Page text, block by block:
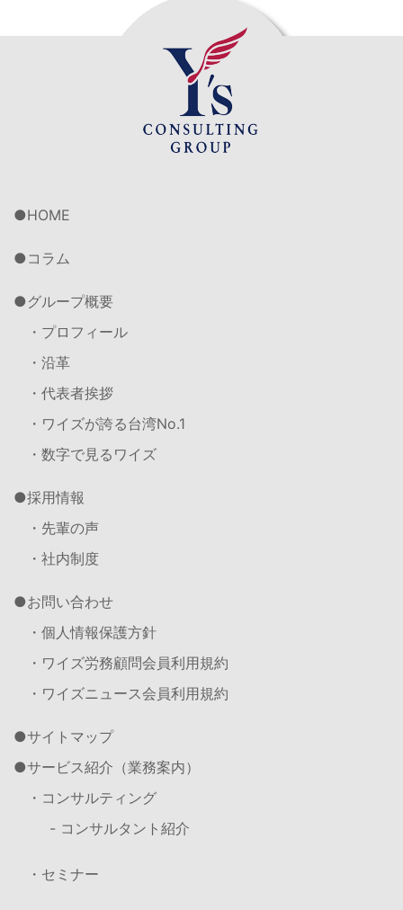
HOME
コラム
グループ概要
・プロフィール
・沿革
・代表者挨拶
・ワイズが誇る台湾No.1
・数字で見るワイズ
採用情報
・先輩の声
・社内制度
お問い合わせ
・個人情報保護方針
・ワイズ労務顧問会員利用規約
・ワイズニュース会員利用規約
サイトマップ
サービス紹介（業務案内）
・コンサルティング
- コンサルタント紹介
・セミナー